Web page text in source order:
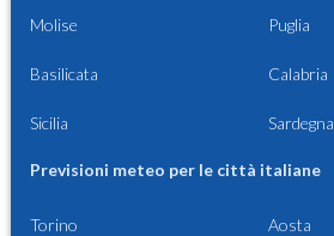
Molise Puglia
Basilicata Calabria
Sicilia Sardegna
Previsioni meteo per le città italiane
Torino Aosta